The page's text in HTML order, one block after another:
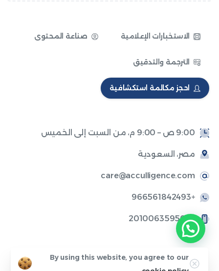
الاستخبارات الإعلامية صناعة المحتوى
الترجمة والتدقيق
احجز مكالمة استكشافية
9:00 ص – 9:00 م، من السبت إلى الخميس
مصر، السعودية
care@acculligence.com
+966561842493
+201006359506
أكيوليجنس © كل الحقوق محفوظة.
By using this website, you agree to our